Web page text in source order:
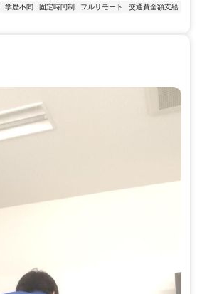
学歴不問 固定時間制 フルリモート
交通費全額支給